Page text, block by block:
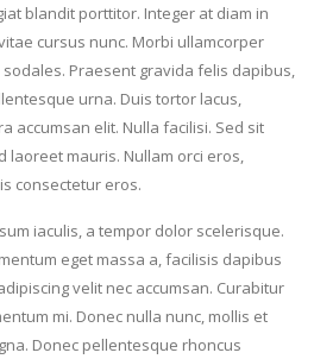
blandit porttitor. Integer at diam in
cursus nunc. Morbi ullamcorper
Praesent gravida felis dapibus,
urna. Duis tortor lacus,
accumsan elit. Nulla facilisi. Sed sit
laoreet mauris. Nullam orci eros,
consectetur eros.
iaculis, a tempor dolor scelerisque.
eget massa a, facilisis dapibus
velit nec accumsan. Curabitur
mi. Donec nulla nunc, mollis et
Donec pellentesque rhoncus